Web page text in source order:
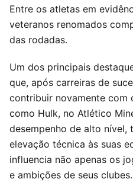
Entre os atletas em
veteranos renomados
das rodadas.
Um dos principais
que, após carreiras de
contribuir novamente com
como Hulk, no Atlético
desempenho de alto nível,
elevação técnica às suas
influencia não apenas os
e ambições de seus clubes.